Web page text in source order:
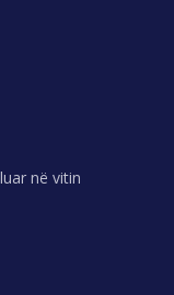
në vitin